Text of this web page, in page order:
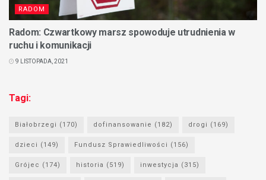
RADOM
Radom: Czwartkowy marsz spowoduje utrudnienia w
ruchu i komunikacji
9 LISTOPADA, 2021
Tagi:
Białobrzegi (170) dofinansowanie (182) drogi (169)
dzieci (149) Fundusz Sprawiedliwości (156)
Grójec (174) historia (519) inwestycja (315)